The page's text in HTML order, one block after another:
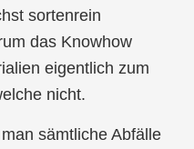
sortenrein
das Knowhow
eigentlich zum
nicht.
sämtliche Abfälle